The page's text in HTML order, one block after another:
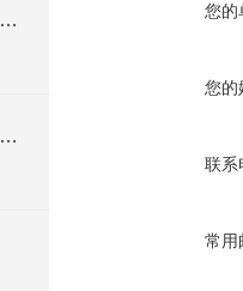
调节池潜水搅拌机的工作原理及潜水推进器CAD安装图、结构图
厌氧池低速潜水推流器在污水处理中的作用
您的
您的
联系
常用